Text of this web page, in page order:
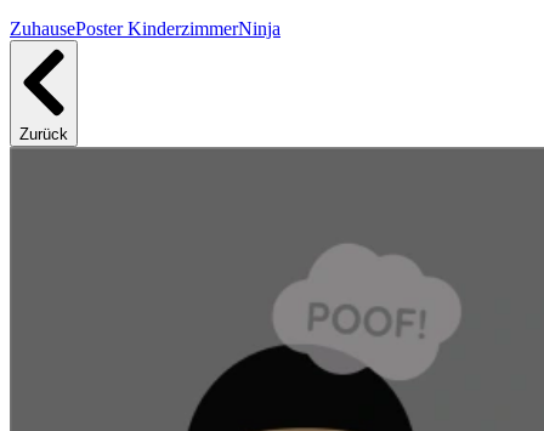
ZuhausePoster KinderzimmerNinja
Zurück